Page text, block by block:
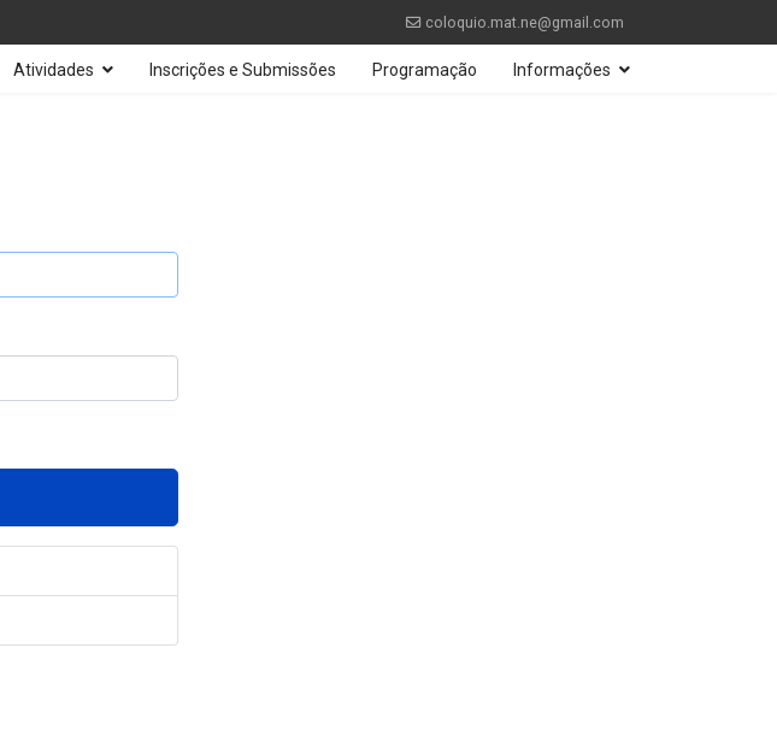
coloquio.mat.ne@gmail.com
Atividades Inscrições e Submissões Programação Informações